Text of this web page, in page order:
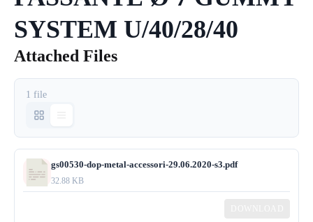
SYSTEM U/40/28/40
Attached Files
1 file
gs00530-dop-metal-accessori-29.06.2020-s3.pdf
32.88 KB